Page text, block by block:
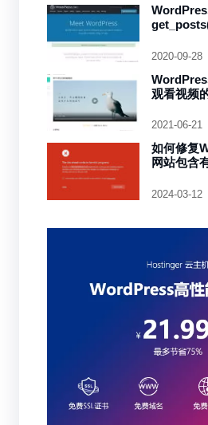
2020-09-28
观看视频
2021-06-21
如何修复
网站包含
2024-03-12